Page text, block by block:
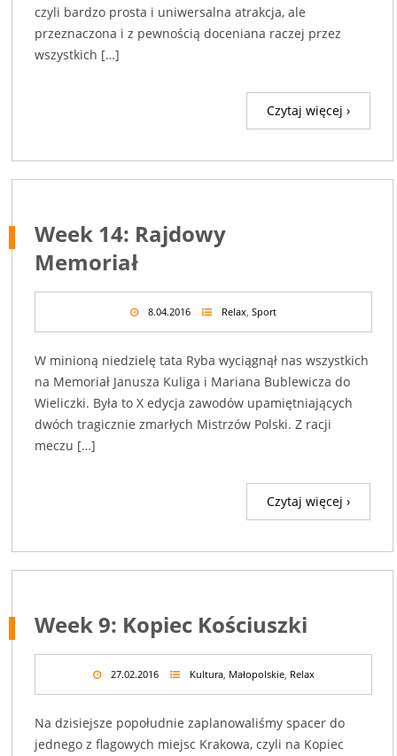
czyli bardzo prosta i uniwersalna atrakcja, ale
przeznaczona i z pewnością doceniana raczej przez
wszystkich […]
Czytaj więcej ›
Week 14: Rajdowy
Memoriał
8.04.2016 Relax,Sport
W minioną niedzielę tata Ryba wyciągnął nas wszystkich
na Memoriał Janusza Kuliga i Mariana Bublewicza do
Wieliczki. Była to X edycja zawodów upamiętniających
dwóch tragicznie zmarłych Mistrzów Polski. Z racji
meczu […]
Czytaj więcej ›
Week 9: Kopiec Kościuszki
27.02.2016 Kultura, Małopolskie, Relax
Na dzisiejsze popołudnie zaplanowaliśmy spacer do
jednego z flagowych miejsc Krakowa, czyli na Kopiec